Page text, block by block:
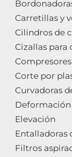
Carretillas y
Cilindros de
Cizallas para
Compresores
Corte por
Curvadoras
Deformación
Elevación
Entalladoras
Filtros